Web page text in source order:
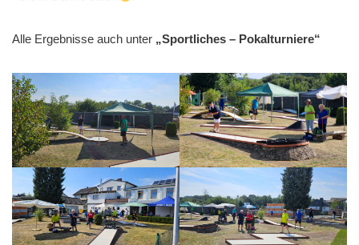
Alle Ergebnisse auch unter „Sportliches – Pokalturniere“